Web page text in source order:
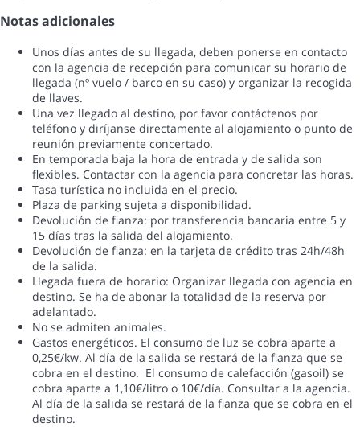
Notas adicionales
Unos días antes de su llegada, deben ponerse en contacto
con la agencia de recepción para comunicar su horario de
llegada (nº vuelo / barco en su caso) y organizar la recogida
de llaves.
Una vez llegado al destino, por favor contáctenos por
teléfono y diríjanse directamente al alojamiento o punto de
reunión previamente concertado.
En temporada baja la hora de entrada y de salida son
flexibles. Contactar con la agencia para concretar las horas.
Tasa turística no incluida en el precio.
Plaza de parking sujeta a disponibilidad.
Devolución de fianza: por transferencia bancaria entre 5 y
15 días tras la salida del alojamiento.
Devolución de fianza: en la tarjeta de crédito tras 24h/48h
de la salida.
Llegada fuera de horario: Organizar llegada con agencia en
destino. Se ha de abonar la totalidad de la reserva por
adelantado.
No se admiten animales.
Gastos energéticos. El consumo de luz se cobra aparte a
0,25€/kw. Al día de la salida se restará de la fianza que se
cobra en el destino. ‪ El consumo de calefacción (gasoil) se
cobra aparte a 1,10€/litro o 10€/día. Consultar a la agencia.
Al día de la salida se restará de la fianza que se cobra en el
destino.